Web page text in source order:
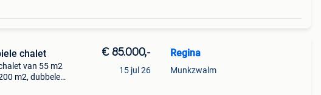
chalet
van 55 m2
m2, dubbele
€ 85.000,-
15 jul 26
Regina
Munkzwalm